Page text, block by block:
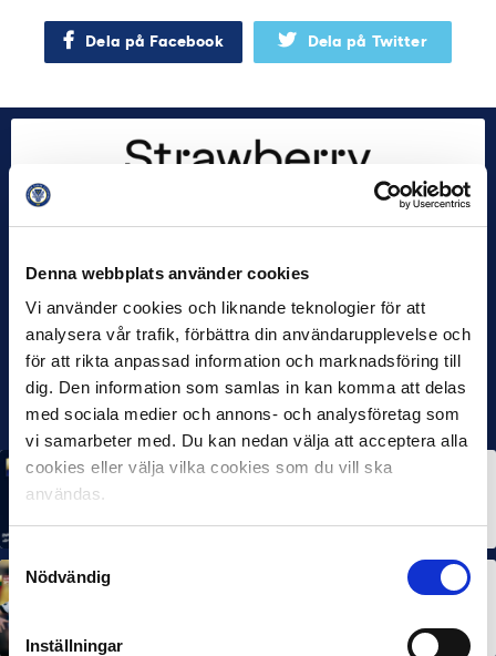
Denna webbplats använder cookies
Vi använder cookies och liknande teknologier för att
analysera vår trafik, förbättra din användarupplevelse och
för att rikta anpassad information och marknadsföring till
dig. Den information som samlas in kan komma att delas
med sociala medier och annons- och analysföretag som
vi samarbeter med. Du kan nedan välja att acceptera alla
cookies eller välja vilka cookies som du vill ska
användas.
Samtyckesval
Nödvändig
Inställningar
Dela på Facebook Dela på Twitter
MÅNADENS SPELARE